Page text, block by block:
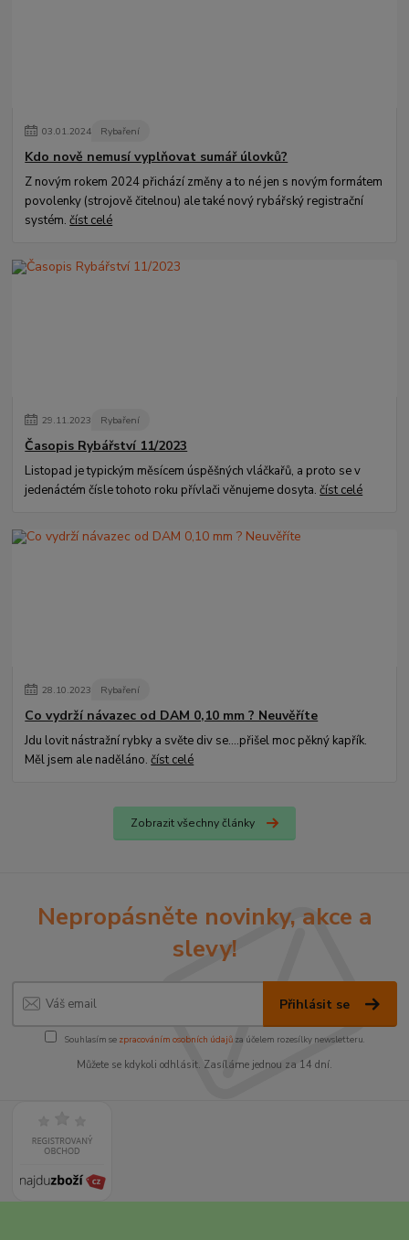
03.01.2024 Rybaření
Kdo nově nemusí vyplňovat sumář úlovků?
Z novým rokem 2024 přichází změny a to né jen s novým formátem
povolenky (strojově čitelnou) ale také nový rybářský registrační
systém.číst celé
29.11.2023 Rybaření
Časopis Rybářství 11/2023
Listopad je typickým měsícem úspěšných vláčkařů, a proto se v
jedenáctém čísle tohoto roku přívlači věnujeme dosyta.číst celé
28.10.2023 Rybaření
Co vydrží návazec od DAM 0,10 mm ? Neuvěříte
Jdu lovit nástražní rybky a světe div se....přišel moc pěkný kapřík.
Měl jsem ale naděláno.číst celé
Zobrazit všechny články
Nepropásněte novinky, akce a
slevy!
Přihlásit se
Souhlasím se zpracováním osobních údajůza účelem rozesílky newsletteru.
Můžete se kdykoli odhlásit. Zasíláme jednou za 14 dní.